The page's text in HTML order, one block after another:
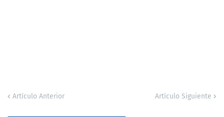
Artículo Anterior Artículo Siguiente